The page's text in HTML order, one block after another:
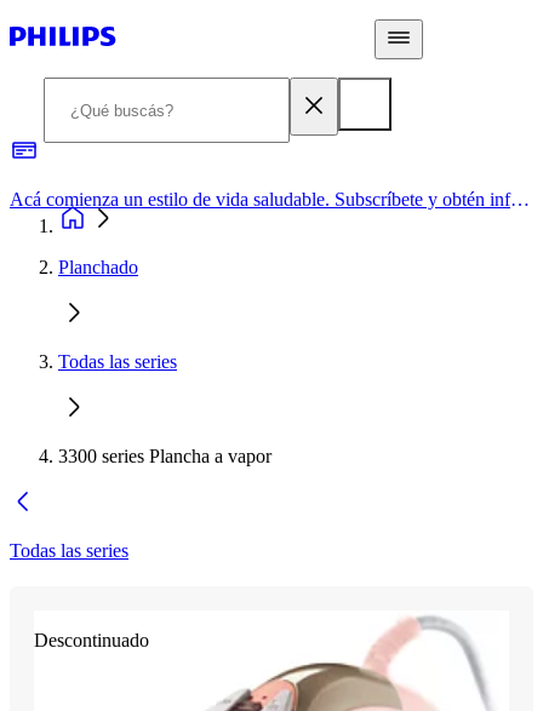
Acá comienza un estilo de vida saludable. Subscríbete y obtén información de primera mano
Planchado
Todas las series
3300 series Plancha a vapor
Todas las series
Descontinuado